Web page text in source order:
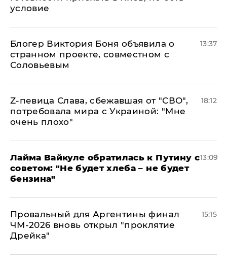
условие
Блогер Виктория Боня объявила о
странном проекте, совместном с
Соловьевым
13:37
Z-певица Слава, сбежавшая от "СВО",
потребовала мира с Украиной: "Мне
очень плохо"
18:12
Лайма Вайкуле обратилась к Путину с
советом: "Не будет хлеба – не будет
бензина"
13:09
Провальный для Аргентины финал
ЧМ-2026 вновь открыл "проклятие
Дрейка"
15:15